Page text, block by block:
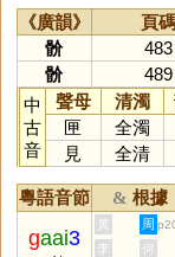
《廣韻》 頁碼
骱
483
骱
489
中
古
音
聲母 清濁
匣
全濁
見
全清
粵語音節 & 根據
gaai3
黃 周
李
何